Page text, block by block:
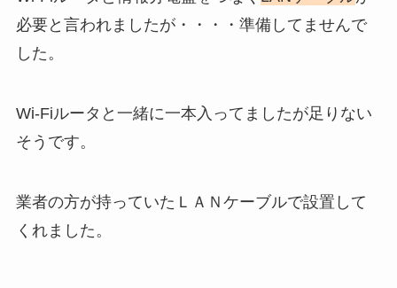
必要と言われましたが・・・・準備してませんで
した。
Wi-Fiルータと一緒に一本入ってましたが足りない
そうです。
業者の方が持っていたＬＡＮケーブルで設置して
くれました。